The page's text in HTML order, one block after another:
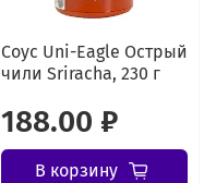
Соус Uni-Eagle Острый
чили Sriracha, 230 г
188.00 ₽
В корзину